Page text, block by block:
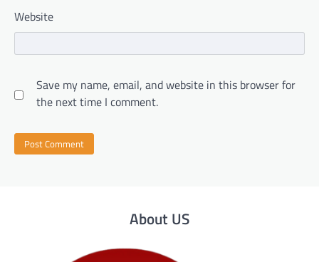
Website
Save my name, email, and website in this browser for
the next time I comment.
About US